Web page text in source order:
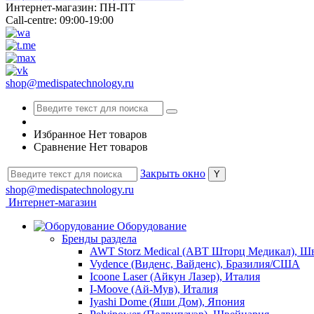
Интернет-магазин: ПН-ПТ
Call-centre: 09:00-19:00
shop@medispatechnology.ru
Избранное Нет товаров
Сравнение Нет товаров
Закрыть окно
shop@medispatechnology.ru
Интернет-магазин
Оборудование
Бренды раздела
AWT Storz Medical (АВТ Шторц Медикал),
Vydence (Виденс, Вайденс), Бразилия/США
Icoone Laser (Айкун Лазер), Италия
I-Moove (Ай-Мув), Италия
Iyashi Dome (Яши Дом), Япония